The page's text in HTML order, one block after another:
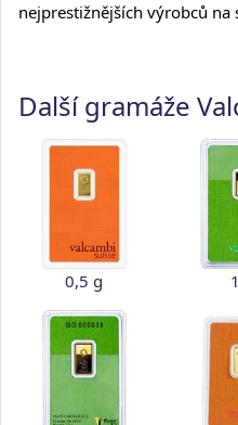
nejprestižnějších výrobců na
Další gramáže
0,5 g